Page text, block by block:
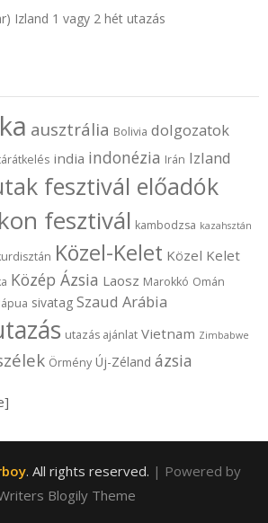
Izland 1 vagy 2 hét utazás
ausztrália Bolivia dolgozatok
india indonézia Irán Izland
fesztivál előadók
fesztivál kambodzsa kazahsztán
Közel-Kelet Közel Kelet
Közép Ázsia Laosz Marokkó Omán
sivatag Szaud Arábia
utazás ajánlat Vietnam Zimbabwe
Örmény Új-Zéland ázsia
. All rights reserved. | Powered by
Blogily Theme